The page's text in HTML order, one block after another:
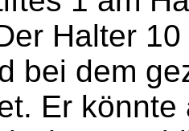
Halter
bei dem
Er